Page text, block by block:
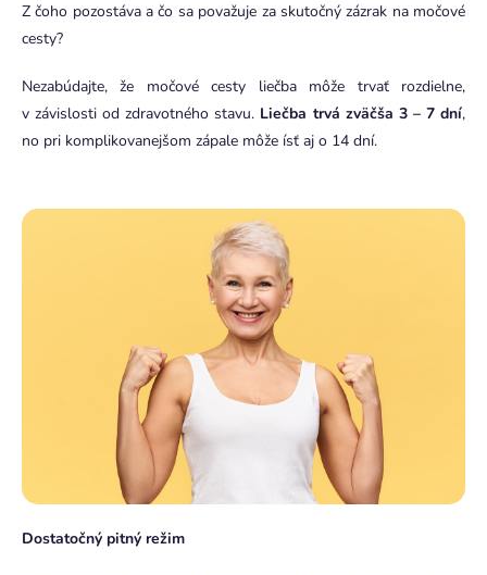
Z čoho pozostáva a čo sa považuje za skutočný zázrak na močové
cesty?
Nezabúdajte, že močové cesty liečba môže trvať rozdielne,
v závislosti od zdravotného stavu. Liečba trvá zväčša 3 – 7 dní,
no pri komplikovanejšom zápale môže ísť aj o 14 dní.
Dostatočný pitný režim